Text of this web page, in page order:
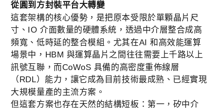
從圓到方封裝平台大轉變
這套架構的核心優勢，是把原本受限於單顆晶片尺
寸、IO 介面數量的硬體系統，透過中介層整合成高
頻寬、低時延的整合模組。尤其在AI 和高效能運算
場景中，HBM 與運算晶片之間往往需要上千路以上
訊號互聯，而CoWoS 具備的高密度重佈線層
（RDL）能力，讓它成為目前技術最成熟、已經實現
大規模量產的主流方案。
但這套方案也存在天然的結構短板：第一，矽中介